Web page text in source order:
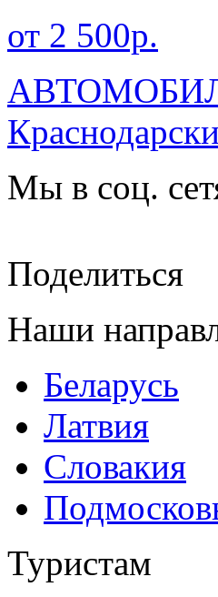
от 2 500р.
Мы в соц.
Поделиться
Наши
Беларусь
Латвия
Словакия
Туристам